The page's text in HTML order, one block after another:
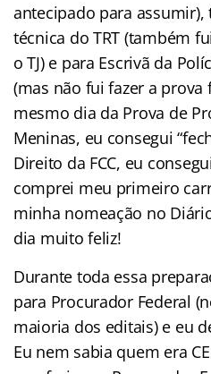
antecipado para
técnica do TRT (também
o TJ) e para Escrivã da
(mas não fui fazer a prova
mesmo dia da Prova de
Meninas, eu consegui
Direito da FCC, eu
comprei meu primeiro
minha nomeação no
dia muito feliz!
Durante toda essa
para Procurador Federal
maioria dos editais) e eu
Eu nem sabia quem era